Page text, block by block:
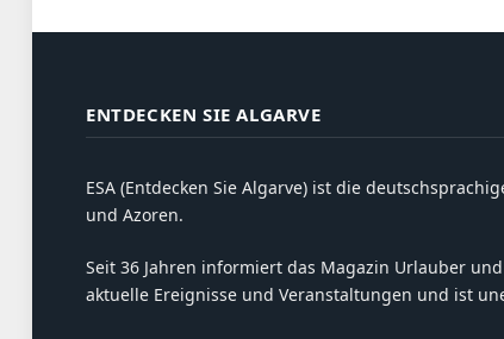
ENTDECKEN SIE ALGARVE
ESA (Entdecken Sie Algarve) ist die
und Azoren.
Seit 36 Jahren informiert das Magazin Urlauber
aktuelle Ereignisse und Veranstaltungen und ist